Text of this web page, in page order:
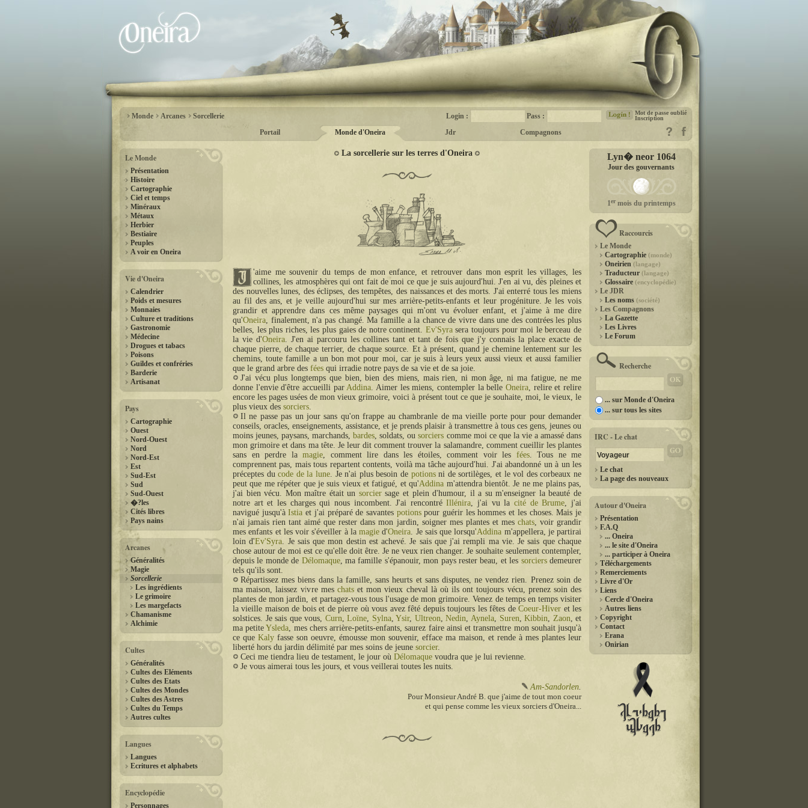
Monde Arcanes Sorcellerie Login : Pass :
Mot de passe oublié
Inscription
Portail Monde d'Oneira Jdr Compagnons
Le Monde
Présentation
Histoire
Cartographie
Ciel et temps
Minéraux
Métaux
Herbier
Bestiaire
Peuples
A voir en Oneira
Vie d'Oneira
Calendrier
Poids et mesures
Monnaies
Culture et traditions
Gastronomie
Médecine
Drogues et tabacs
Poisons
Guildes et confréries
Barderie
Artisanat
Pays
Cartographie
Ouest
Nord-Ouest
Nord
Nord-Est
Est
Sud-Est
Sud
Sud-Ouest
�?les
Cités libres
Pays nains
Arcanes
Généralités
Magie
Sorcellerie
Les ingrédients
Le grimoire
Les margefacts
Chamanisme
Alchimie
Cultes
Généralités
Cultes des Eléments
Cultes des Etats
Cultes des Mondes
Cultes des Astres
Cultes du Temps
Autres cultes
Langues
Langues
Ecritures et alphabets
Encyclopédie
Personnages
Lyn� neor 1064
Jour des gouvernants
1ermois du printemps
Raccourcis
Le Monde
Cartographie (monde)
Oneirien (langage)
Traducteur (langage)
Glossaire (encyclopédie)
Le JDR
Les noms (société)
Les Compagnons
La Gazette
Les Livres
Le Forum
Recherche
... sur Monde d'Oneira
... sur tous les sites
IRC - Le chat
Le chat
La page des nouveaux
Autour d'Oneira
Présentation
F.A.Q
... Oneira
... le site d'Oneira
... participer à Oneira
Téléchargements
Remerciements
Livre d'Or
Liens
Cercle d'Oneira
Autres liens
Copyright
Contact
Erana
Onirian
La sorcellerie sur les terres d'Oneira
'aime me souvenir du temps de mon enfance, et retrouver dans mon esprit les villages, les
collines, les atmosphères qui ont fait de moi ce que je suis aujourd'hui. J'en ai vu, des pleines et
des nouvelles lunes, des éclipses, des tempêtes, des naissances et des morts. J'ai enterré tous les miens
au fil des ans, et je veille aujourd'hui sur mes arrière-petits-enfants et leur progéniture. Je les vois
grandir et apprendre dans ces même paysages qui m'ont vu évoluer enfant, et j'aime à me dire
qu'Oneira, finalement, n'a pas changé. Ma famille a la chance de vivre dans une des contrées les plus
belles, les plus riches, les plus gaies de notre continent. Ev'Syrasera toujours pour moi le berceau de
la vie d'Oneira. J'en ai parcouru les collines tant et tant de fois que j'y connais la place exacte de
chaque pierre, de chaque terrier, de chaque source. Et à présent, quand je chemine lentement sur les
chemins, toute famille a un bon mot pour moi, car je suis à leurs yeux aussi vieux et aussi familier
que le grand arbre des fées qui irradie notre pays de sa vie et de sa joie.
J'ai vécu plus longtemps que bien, bien des miens, mais rien, ni mon âge, ni ma fatigue, ne me
donne l'envie d'être accueilli parAddina. Aimer les miens, contempler la belleOneira, relire et relire
encore les pages usées de mon vieux grimoire, voici à présent tout ce que je souhaite, moi, le vieux, le
plus vieux des sorciers.
Il ne passe pas un jour sans qu'on frappe au chambranle de ma vieille porte pour pour demander
conseils, oracles, enseignements, assistance, et je prends plaisir à transmettre à tous ces gens, jeunes ou
moins jeunes, paysans, marchands,bardes, soldats, ousorciers comme moi ce que la vie a amassé dans
mon grimoire et dans ma tête. Je leur dit comment trouver la salamandre, comment cueillir les plantes
sans en perdre la magie, comment lire dans les étoiles, comment voir les fées. Tous ne me
comprennent pas, mais tous repartent contents, voilà ma tâche aujourd'hui. J'ai abandonné un à un les
préceptes ducode de la lune. Je n'ai plus besoin de potionsni de sortilèges, et le vol des corbeaux ne
peut que me répéter que je suis vieux et fatigué, et qu'Addina m'attendra bientôt. Je ne me plains pas,
j'ai bien vécu. Mon maître était un sorciersage et plein d'humour, il a su m'enseigner la beauté de
notre art et les charges qui nous incombent. J'ai rencontréIllénira, j'ai vu lacité de Brume, j'ai
navigué jusqu'àIstia et j'ai préparé de savantes potionspour guérir les hommes et les choses. Mais je
n'ai jamais rien tant aimé que rester dans mon jardin, soigner mes plantes et mes chats, voir grandir
mes enfants et les voir s'éveiller à la magie d'Oneira. Je sais que lorsqu'Addina m'appellera, je partirai
loin d'Ev'Syra. Je sais que mon destin est achevé. Je sais que j'ai rempli ma vie. Je sais que chaque
chose autour de moi est ce qu'elle doit être. Je ne veux rien changer. Je souhaite seulement contempler,
depuis le monde de Délomaque, ma famille s'épanouir, mon pays rester beau, et les sorciersdemeurer
tels qu'ils sont.
Répartissez mes biens dans la famille, sans heurts et sans disputes, ne vendez rien. Prenez soin de
ma maison, laissez vivre mes chatset mon vieux cheval là où ils ont toujours vécu, prenez soin des
plantes de mon jardin, et partagez-vous tous l'usage de mon grimoire. Venez de temps en temps visiter
la vieille maison de bois et de pierre où vous avez fêté depuis toujours les fêtes deCoeur-Hiver et les
solstices. Je sais que vous, Curn,Loïne, Sylna,Ysir, Ultreon,Nedin, Aynela, Suren,Kibbin, Zaon, et
ma petiteYsleda, mes chers arrière-petits-enfants, saurez faire ainsi et transmettre mon souhait jusqu'à
ce que Kaly fasse son oeuvre, émousse mon souvenir, efface ma maison, et rende à mes plantes leur
liberté hors du jardin délimité par mes soins de jeune sorcier.
Ceci me tiendra lieu de testament, le jour où Délomaque voudra que je lui revienne.
Je vous aimerai tous les jours, et vous veillerai toutes les nuits.
Am-Sandorlen.
Pour Monsieur André B. que j'aime de tout mon coeur
et qui pense comme les vieux sorciers d'Oneira...